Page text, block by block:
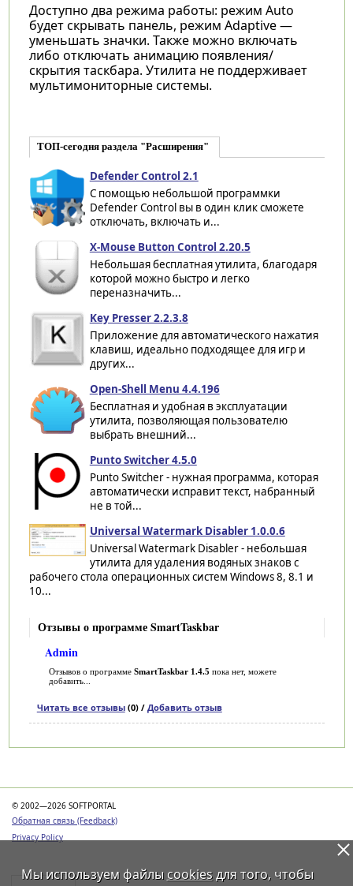
Доступно два режима работы: режим Auto
будет скрывать панель, режим Adaptive —
уменьшать значки. Также можно включать
либо отключать анимацию появления/
скрытия таскбара. Утилита не поддерживает
мультимониторные системы.
ТОП-сегодня раздела "Расширения"
Defender Control 2.1
С помощью небольшой программки
Defender Control вы в один клик сможете
отключать, включать и...
X-Mouse Button Control 2.20.5
Небольшая бесплатная утилита, благодаря
которой можно быстро и легко
переназначить...
Key Presser 2.2.3.8
Приложение для автоматического нажатия
клавиш, идеально подходящее для игр и
других...
Open-Shell Menu 4.4.196
Бесплатная и удобная в эксплуатации
утилита, позволяющая пользователю
выбрать внешний...
Punto Switcher 4.5.0
Punto Switcher - нужная программа, которая
автоматически исправит текст, набранный
не в той...
Universal Watermark Disabler 1.0.0.6
Universal Watermark Disabler - небольшая
утилита для удаления водяных знаков с
рабочего стола операционных систем Windows 8, 8.1 и
10...
Отзывы о программе SmartTaskbar
Admin
Отзывов о программе SmartTaskbar 1.4.5 пока нет, можете
добавить...
Читать все отзывы(0) / Добавить отзыв
© 2002—2026 SOFTPORTAL
Обратная связь (Feedback)
Privacy Policy
Мы используем файлы cookiesдля того, чтобы